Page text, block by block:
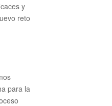
y
reto
para la